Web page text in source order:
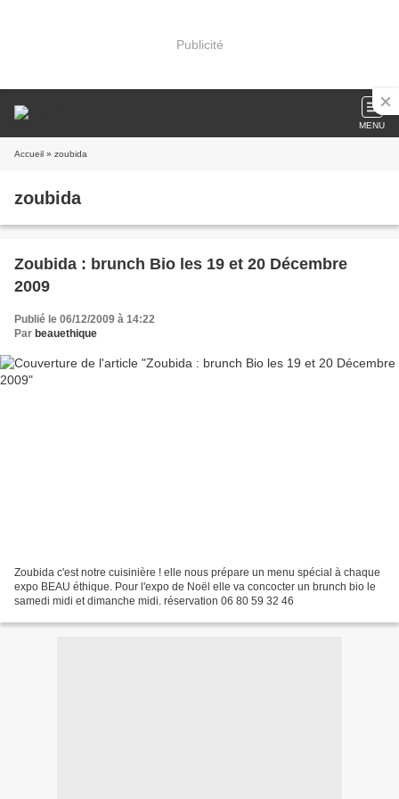
Publicité
MENU
Accueil » zoubida
zoubida
Zoubida : brunch Bio les 19 et 20 Décembre
2009
Publié le 06/12/2009 à 14:22
Par beauethique
Zoubida c'est notre cuisinière ! elle nous prépare un menu spécial à chaque
expo BEAU éthique. Pour l'expo de Noël elle va concocter un brunch bio le
samedi midi et dimanche midi. réservation 06 80 59 32 46